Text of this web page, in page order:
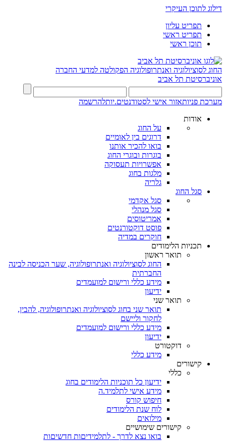
דילוג לתוכן העיקרי
תפריט עליון
תפריט ראשי
תוכן ראשי
החוג לסוציולוגיה ואנתרופולוגיה הפקולטה למדעי החברה
אוניברסיטת תל אביב
מערכת פניותאזור אישי לסטודנטים.יותלהרשמה
אודות
על החוג
דרוגים בין לאומיים
בואו להכיר אותנו
בוגרות ובוגרי החוג
אפשרויות תעסוקה
מלגות בחוג
גלריה
סגל החוג
סגל אקדמי
סגל מנהלי
אמריטוסים
פוסט דוקטורנטים
חוקרים במדיה
תכניות הלימודים
תואר ראשון
החוג לסוציולוגיה ואנתרופולוגיה, שער הכניסה לבינה
החברתית
מידע כללי ורישום למועמדים
ידיעון
תואר שני
תואר שני בחוג לסוציולוגיה ואנתרופולוגיה, להבין,
לחקור וליישם
מידע כללי ורישום למועמדים
ידיעון
דוקטורט
מידע כללי
קישורים
כללי
ידיעון כל תוכניות הלימודים בחוג
מידע אישי לתלמיד.ה
חיפוש קורס
לוח שנת הלימודים
מילואים
קישורים שימושיים
בואו נצא לדרך - לתלמידיםות חדשיםות